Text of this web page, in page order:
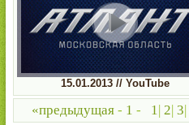
15.01.2013 // YouTube
«предыдущая- 1 - 1| 2| 3|